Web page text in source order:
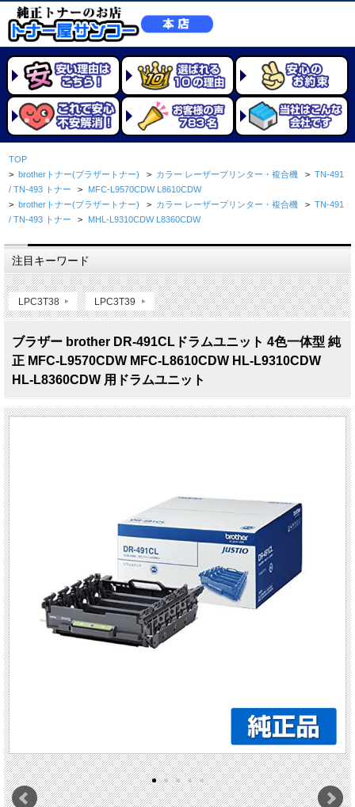
TOP
> brotherトナー(ブラザートナー) > カラー レーザープリンター・複合機 > TN-491
/ TN-493 トナー
> MFC-L9570CDW L8610CDW
> brotherトナー(ブラザートナー) > カラー レーザープリンター・複合機 > TN-491
/ TN-493 トナー
> MHL-L9310CDW L8360CDW
注目キーワード
LPC3T38 LPC3T39
ブラザー brother DR-491CLドラムユニット 4色一体型 純
正 MFC-L9570CDW MFC-L8610CDW HL-L9310CDW
HL-L8360CDW 用ドラムユニット